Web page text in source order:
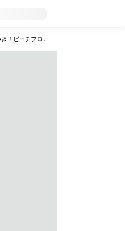
トロリーつき！ビーチフロントの施設充実リゾート泊。往復送迎つき、JALビジネスクラス